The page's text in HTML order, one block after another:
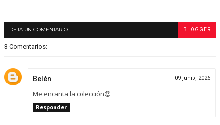
DEJA UN COMENTARIO BLOGGER
3 Comentarios:
Belén 09 junio, 2026
Me encanta la colección😍
Responder